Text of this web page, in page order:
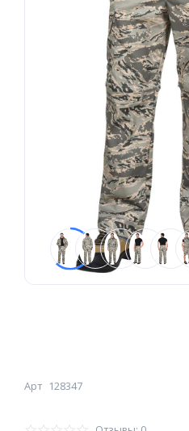
Арт 128347